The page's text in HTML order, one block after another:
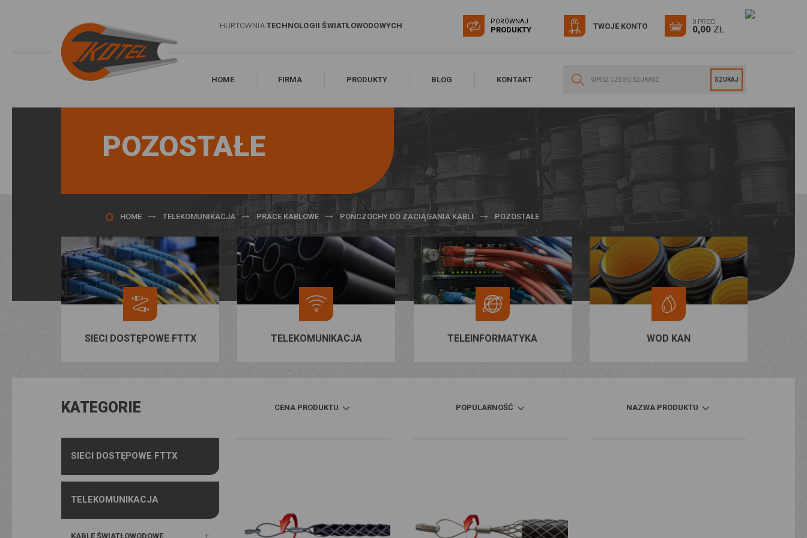
HURTOWNIA TECHNOLOGII ŚWIATŁOWODOWYCH 0
PORÓWNAJ
PRODUKTY TWOJE KONTO 0 PROD.
0,00ZŁ
HOME FIRMA PRODUKTY BLOG KONTAKT
POZOSTAŁE
HOME TELEKOMUNIKACJA PRACE KABLOWE POŃCZOCHY DO ZACIĄGANIA KABLI POZOSTAŁE
SIECI DOSTĘPOWE FTTX TELEKOMUNIKACJA TELEINFORMATYKA WOD KAN
KATEGORIE
SIECI DOSTĘPOWE FTTX
TELEKOMUNIKACJA
KABLE ŚWIATŁOWODOWE
CENA PRODUKTU POPULARNOŚĆ NAZWA PRODUKTU